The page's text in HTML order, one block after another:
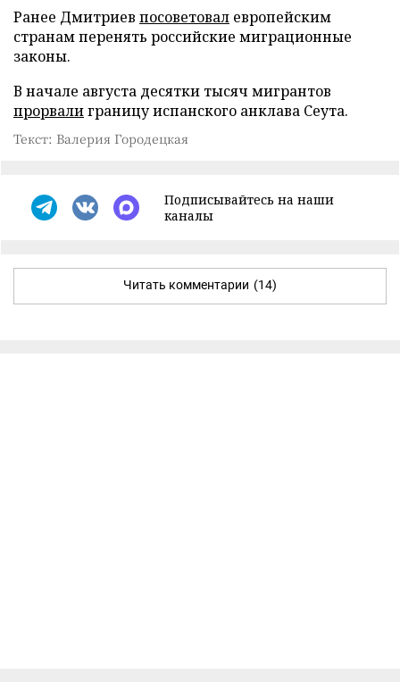
Ранее Дмитриев посоветовал европейским
странам перенять российские миграционные
законы.
В начале августа десятки тысяч мигрантов
прорвалиграницу испанского анклава Сеута.
Текст: Валерия Городецкая
Подписывайтесь на наши
каналы
Читать комментарии (14)